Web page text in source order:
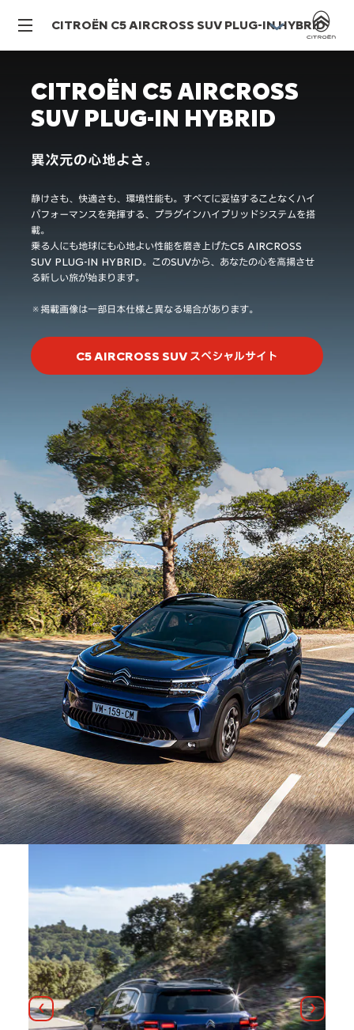
CITROËN C5 AIRCROSS SUV PLUG-IN HYBRID
CITROËN C5 AIRCROSS
SUV PLUG-IN HYBRID
異次元の心地よさ。
静けさも、快適さも、環境性能も。すべてに妥協することなくハイ
パフォーマンスを発揮する、プラグインハイブリッドシステムを搭
載。
乗る人にも地球にも心地よい性能を磨き上げたC5 AIRCROSS
SUV PLUG-IN HYBRID。このSUVから、あなたの心を高揚させ
る新しい旅が始まります。
※掲載画像は一部日本仕様と異なる場合があります。
C5 AIRCROSS SUV スペシャルサイト
前へ 次へ